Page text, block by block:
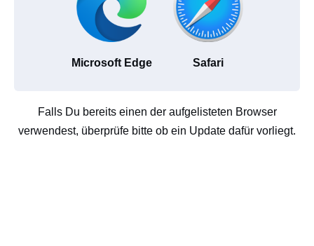
Microsoft Edge Safari
Falls Du bereits einen der aufgelisteten Browser
verwendest, überprüfe bitte ob ein Update dafür vorliegt.